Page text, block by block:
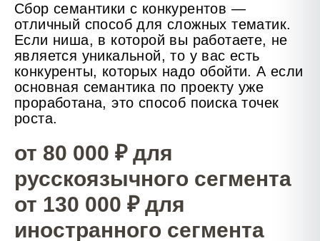
Сбор семантики с конкурентов —
отличный способ для сложных тематик.
Если ниша, в которой вы работаете, не
является уникальной, то у вас есть
конкуренты, которых надо обойти. А если
основная семантика по проекту уже
проработана, это способ поиска точек
роста.
от 80 000 ₽ для
русскоязычного сегмента
от 130 000 ₽ для
иностранного сегмента